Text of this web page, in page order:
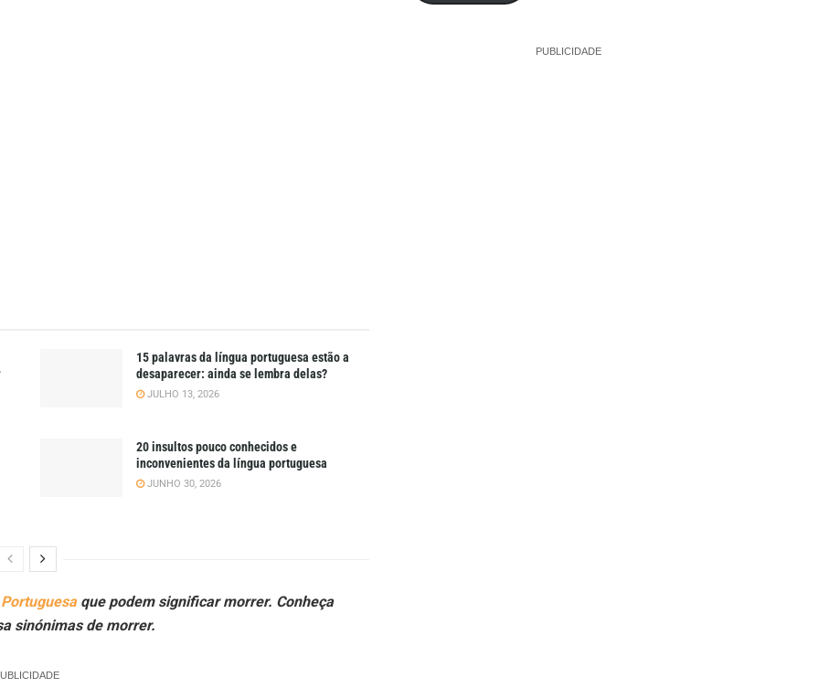
15 palavras da língua portuguesa estão a
desaparecer: ainda se lembra delas?
JULHO 13, 2026
20 insultos pouco conhecidos e
inconvenientes da língua portuguesa
JUNHO 30, 2026
que podem significar morrer. Conheça
sinónimas de morrer.
PUBLICIDADE